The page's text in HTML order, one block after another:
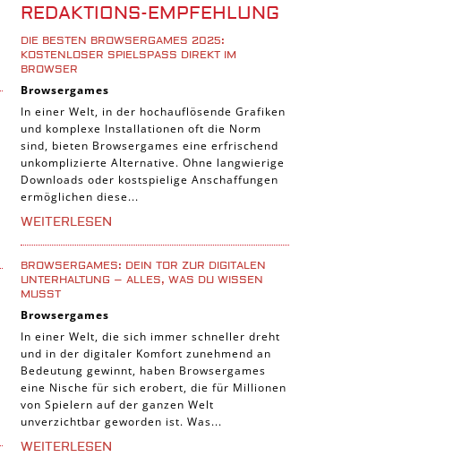
Cross-Platform Spiele
iPad Spiele
Denk Spiele
Piraten Spiele
Sport Spiele
Pferde Spiele
Simulation Spiele
Abenteuer Spiele
Online Spiele
3-Gewinnt Spiele
Trading Card Spiele
Manager Spiele
REDAKTIONS-EMPFEHLUNG
DIE BESTEN BROWSERGAMES 2025:
KOSTENLOSER SPIELSPASS DIREKT IM B
ROWSER
Browsergames
In einer Welt, in der hochauflösende Grafiken
und komplexe Installationen oft die Norm
sind, bieten Browsergames eine erfrischend
unkomplizierte Alternative. Ohne langwierige
Downloads oder kostspielige Anschaffungen
ermöglichen diese...
WEITERLESEN
BROWSERGAMES: DEIN TOR ZUR DIGITALEN
UNTERHALTUNG – ALLES, WAS DU WISSEN
MUSST
Browsergames
In einer Welt, die sich immer schneller dreht
und in der digitaler Komfort zunehmend an
Bedeutung gewinnt, haben Browsergames
eine Nische für sich erobert, die für Millionen
von Spielern auf der ganzen Welt
unverzichtbar geworden ist. Was...
WEITERLESEN